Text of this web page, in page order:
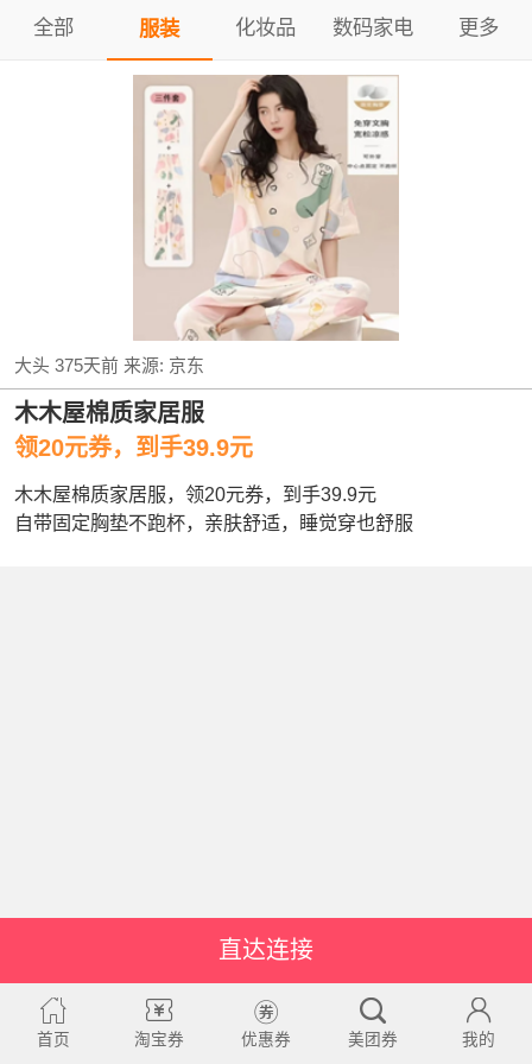
全部 服装 化妆品 数码家电 更多
大头 375天前来源: 京东
木木屋棉质家居服
领20元券，到手39.9元
木木屋棉质家居服，领20元券，到手39.9元
自带固定胸垫不跑杯，亲肤舒适，睡觉穿也舒服
直达连接
首页 淘宝券 优惠券 美团券 我的